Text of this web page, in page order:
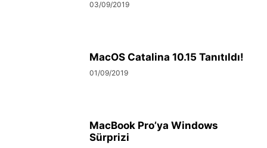
03/09/2019
MacOS Catalina 10.15 Tanıtıldı!
01/09/2019
MacBook Pro’ya Windows
Sürprizi